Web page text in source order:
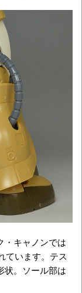
・キャノンでは
ています。テス
状。ソール部は